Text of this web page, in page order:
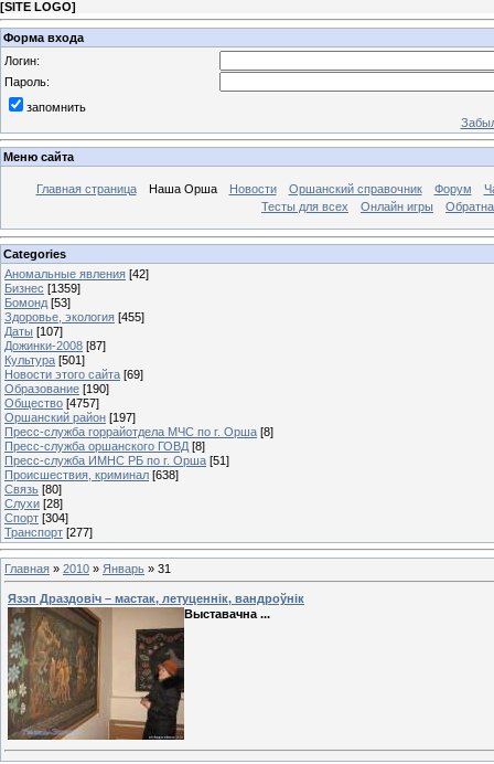
[SITE LOGO]
Форма входа
Логин:
Пароль:
запомнить
Меню сайта
Главная страница Наша Орша Новости Оршанский справочник Форум
Тесты для всех
Онлайн игры
Categories
Аномальные явления [42]
Бизнес [1359]
Бомонд [53]
Здоровье, экология [455]
Даты [107]
Дожинки-2008 [87]
Культура [501]
Новости этого сайта [69]
Образование [190]
Общество [4757]
Оршанский район [197]
Пресс-служба горрайотдела МЧС по г. Орша [8]
Пресс-служба оршанского ГОВД [8]
Пресс-служба ИМНС РБ по г. Орша [51]
Проиcшествия, криминал [638]
Связь [80]
Слухи [28]
Спорт [304]
Транспорт [277]
Главная » 2010 » Январь » 31
Язэп Драздовіч – мастак, летуценнік, вандроўнік
Выставачна ...